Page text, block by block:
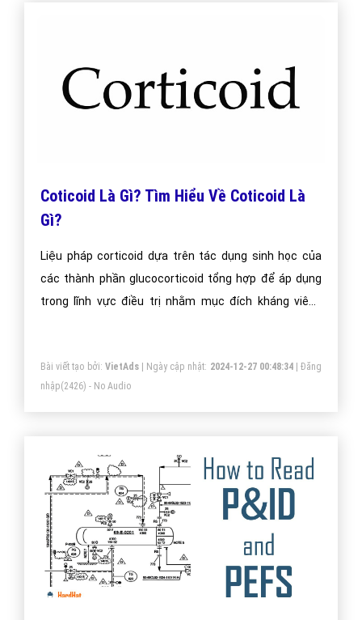
Coticoid Là Gì? Tìm Hiểu Về Coticoid Là
Gì?
Liệu pháp corticoid dựa trên tác dụng sinh học của
các thành phần glucocorticoid tổng hợp để áp dụng
trong lĩnh vực điều trị nhằm mục đích kháng viêm,
Bài viết tạo bởi: VietAds| Ngày cập nhật: 2024-12-27 00:48:34|Đăng
nhập(2426) - No Audio